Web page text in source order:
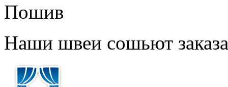
Пошив
Наши швеи сошьют